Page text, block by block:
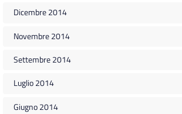
Dicembre 2014
Novembre 2014
Settembre 2014
Luglio 2014
Giugno 2014